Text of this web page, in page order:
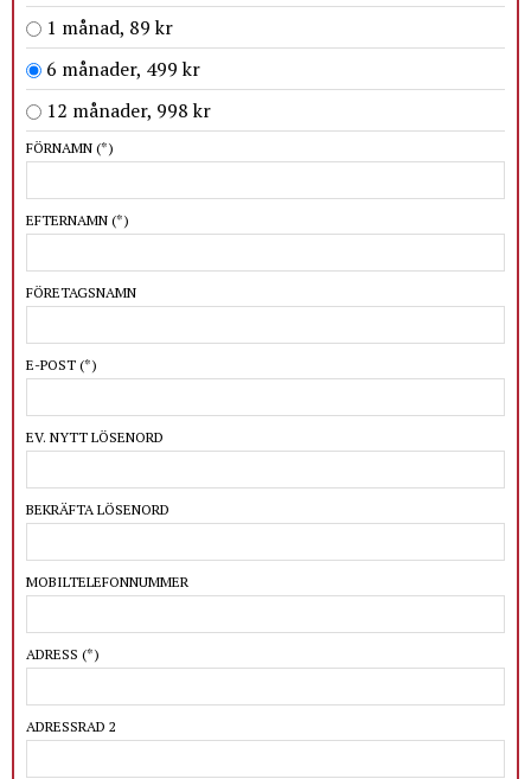
1 månad, 89 kr
6 månader, 499 kr
12 månader, 998 kr
FÖRNAMN (*)
EFTERNAMN (*)
FÖRETAGSNAMN
E-POST (*)
EV. NYTT LÖSENORD
BEKRÄFTA LÖSENORD
MOBILTELEFONNUMMER
ADRESS (*)
ADRESSRAD 2